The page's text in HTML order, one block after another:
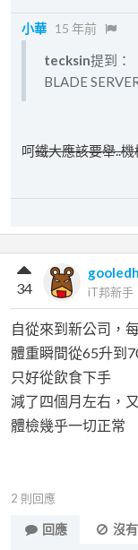
小華 15 年前
tecksin提到：
BLADE
呵鐵大應該要舉..機
gooledh
iT邦新手
34
自從來到新公司，
體重瞬間從65升到
只好從飲食下手
減了四個月左右，
體檢幾乎一切正常
2 則回應
回應
沒